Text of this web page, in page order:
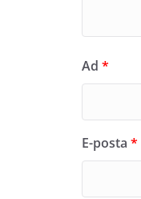
Ad *
E-posta *